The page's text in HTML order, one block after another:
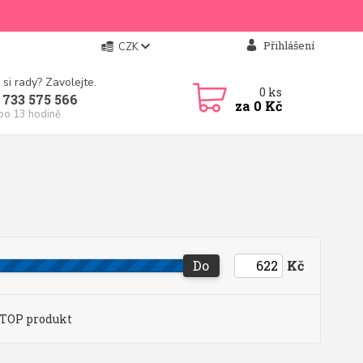
CZK Přihlášení
rady? Zavolejte.
575 566
13 hodině
0 ks
za 0 Kč
Do Kč
TOP produkt